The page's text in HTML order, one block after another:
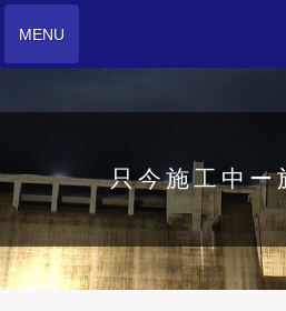
MENU
只今施工中ー